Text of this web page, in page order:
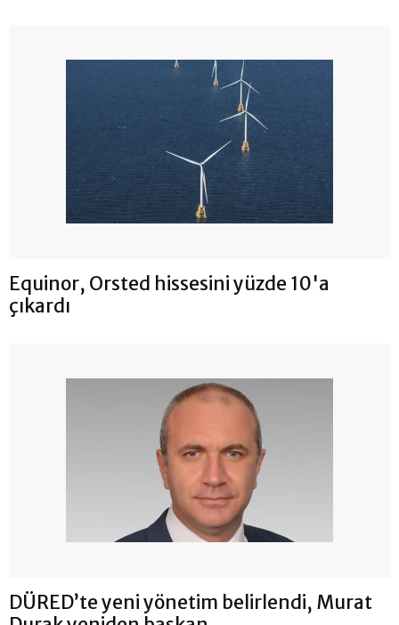
Equinor, Orsted hissesini yüzde 10'a
çıkardı
DÜRED’te yeni yönetim belirlendi, Murat